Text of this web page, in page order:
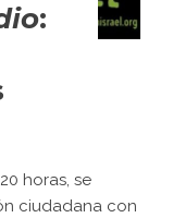
:
horas, se
ciudadana con